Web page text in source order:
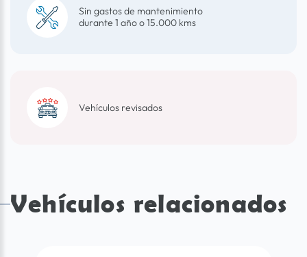
Sin gastos de mantenimiento
durante 1 año o 15.000 kms
Vehículos revisados
Vehículos relacionados